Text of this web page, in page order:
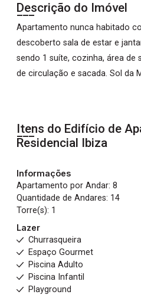
Descrição do Imóvel
Apartamento nunca habitado
descoberto sala de estar e
sendo 1 suíte, cozinha, área de
de circulação e sacada. Sol da
Itens do Edifício de
Residencial Ibiza
Informações
Apartamento por Andar: 8
Quantidade de Andares: 14
Torre(s): 1
Lazer
Churrasqueira
Espaço Gourmet
Piscina Adulto
Piscina Infantil
Playground